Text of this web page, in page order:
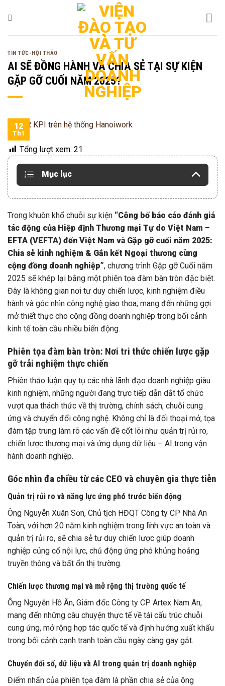
qua
TIN TỨC-HỘI THẢO
AI SẼ ĐỒNG HÀNH VÀ CHIA SẺ TẠI SỰ KIỆN
GẶP GỠ CUỐI NĂM 2025?
12
Th1
Tổng lượt xem: 21
Mục lục
Trong khuôn khổ chuỗi sự kiện “Công bố báo cáo đánh giá
tác động của Hiệp định Thương mại Tự do Việt Nam –
EFTA (VEFTA) đến Việt Nam và Gặp gỡ cuối năm 2025:
Chia sẻ kinh nghiệm & Gắn kết Ngoại thương cùng
cộng đồng doanh nghiệp”, chương trình Gặp gỡ Cuối năm
2025 sẽ khép lại bằng một phiên tọa đàm bàn tròn đặc biệt.
Đây là không gian nơi tư duy chiến lược, kinh nghiệm điều
hành và góc nhìn công nghệ giao thoa, mang đến những gợi
mở thiết thực cho cộng đồng doanh nghiệp trong bối cảnh
kinh tế toàn cầu nhiều biến động.
Phiên tọa đàm bàn tròn: Nơi tri thức chiến lược gặp
gỡ trải nghiệm thực chiến
Phiên thảo luận quy tụ các nhà lãnh đạo doanh nghiệp giàu
kinh nghiệm, những người đang trực tiếp dẫn dắt tổ chức
vượt qua thách thức về thị trường, chính sách, chuỗi cung
ứng và chuyển đổi công nghệ. Không chỉ là đối thoại mở, tọa
đàm tập trung làm rõ các vấn đề cốt lõi như quản trị rủi ro,
chiến lược thương mại và ứng dụng dữ liệu – AI trong vận
hành doanh nghiệp.
Góc nhìn đa chiều từ các CEO và chuyên gia thực tiễn
Quản trị rủi ro và năng lực ứng phó trước biến động
Ông Nguyễn Xuân Sơn, Chủ tịch HĐQT Công ty CP Nhà An
Toàn, với hơn 20 năm kinh nghiệm trong lĩnh vực an toàn và
quản trị rủi ro, sẽ chia sẻ tư duy chiến lược giúp doanh
nghiệp củng cố nội lực, chủ động ứng phó khủng hoảng
truyền thông và bất ổn thị trường.
Chiến lược thương mại và mở rộng thị trường quốc tế
Ông Nguyễn Hồ Ân, Giám đốc Công ty CP Artex Nam An,
mang đến những câu chuyện thực tế về tái cấu trúc chuỗi
cung ứng, mở rộng hợp tác quốc tế và định hướng xuất khẩu
trong bối cảnh cạnh tranh toàn cầu ngày càng gay gắt.
Chuyển đổi số, dữ liệu và AI trong quản trị doanh nghiệp
Điểm nhấn của phiên tọa đàm là phần chia sẻ của ông